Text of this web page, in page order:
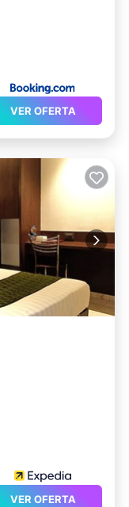
VER OFERTA
VER OFERTA